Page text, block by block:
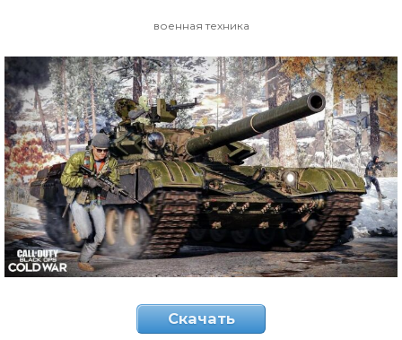
военная техника
Скачать